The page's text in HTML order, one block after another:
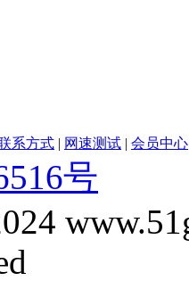
系方式 | 网速测试 | 会员中心
号